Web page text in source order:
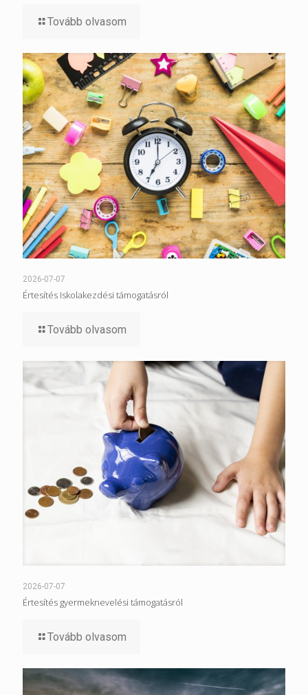
Tovább olvasom
2026-07-07
Értesítés Iskolakezdési támogatásról
Tovább olvasom
2026-07-07
Értesítés gyermeknevelési támogatásról
Tovább olvasom